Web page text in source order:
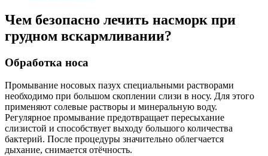
Чем безопасно лечить насморк при
грудном вскармливании?
Обработка носа
Промывание носовых пазух специальными растворами
необходимо при большом скоплении слизи в носу. Для этого
применяют солевые растворы и минеральную воду.
Регулярное промывание предотвращает пересыхание
слизистой и способствует выходу большого количества
бактерий. После процедуры значительно облегчается
дыхание, снимается отёчность.